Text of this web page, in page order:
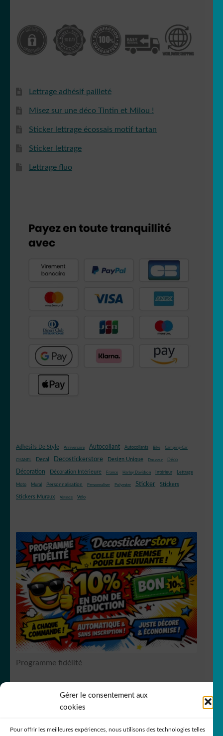
Gérer le consentement aux
cookies
Pour offrir les meilleures expériences, nous utilisons des technologies telles
Lettrage adhésif pailleté
Misez sur une déco Tintin et Milou !
Sticker lettrage écossais motif tartan
Sticker lettrage
Lettrage fluo
Adhésifs De Style Anniversaire Autocollant Autocollants Bike Camping-Car
CHANEL Decal Decostickerstore Design Unique Douceur Déco
Décoration Décoration Intérieure France Harley Davidson Intérieur Lettrage
Moto Mural Personnalisation Personnaliser Polyester Sticker Stickers
Stickers Muraux Versace Vélo
Programme fidélité
RCS Bergerac SIREN 751